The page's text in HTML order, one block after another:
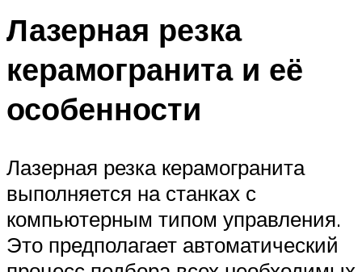
Лазерная резка
керамогранита и её
особенности
Лазерная резка керамогранита
выполняется на станках с
компьютерным типом управления.
Это предполагает автоматический